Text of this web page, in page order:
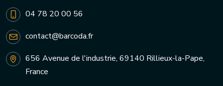
04 78 20 00 56
contact@barcoda.fr
656 Avenue de l'industrie, 69140 Rillieux-la-Pape,
France